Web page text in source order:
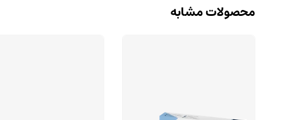
محصولات مشابه